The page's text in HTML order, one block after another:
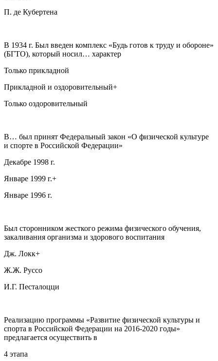
П. де Кубертена
В 1934 г. Был введен комплекс «Будь готов к труду и обороне»
(БГТО), который носил… характер
Только прикладной
Прикладной и оздоровительный+
Только оздоровительный
В… был принят Федеральный закон «О физической культуре
и спорте в Российской Федерации»
Декабре 1998 г.
Январе 1999 г.+
Январе 1996 г.
Был сторонником жесткого режима физического обучения,
закаливания организма и здорового воспитания
Дж. Локк+
Ж.Ж. Руссо
И.Г. Песталоцци
Реализацию программы «Развитие физической культуры и
спорта в Российской Федерации на 2016-2020 годы»
предлагается осуществить в
4 этапа